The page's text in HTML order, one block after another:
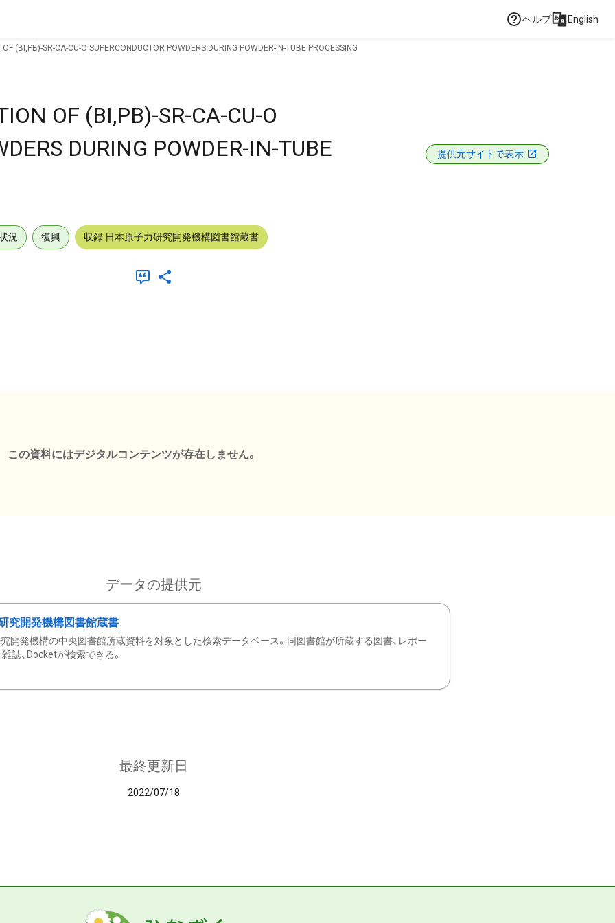
ヘルプ English
(BI,PB)-SR-CA-CU-O SUPERCONDUCTOR POWDERS DURING POWDER-IN-TUBE PROCESSING
OF (BI,PB)-SR-CA-CU-O
DURING POWDER-IN-TUBE
提供元サイトで表示
況 復興 収録:日本原子力研究開発機構図書館蔵書
この資料にはデジタルコンテンツが存在しません。
データの提供元
究開発機構図書館蔵書
開発機構の中央図書館所蔵資料を対象とした検索データベース。同図書館が所蔵する図書、レポー
雑誌、Docketが検索できる。
最終更新日
2022/07/18